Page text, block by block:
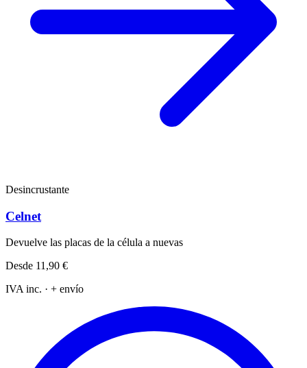
Desincrustante
Celnet
Devuelve las placas de la célula a nuevas
Desde 11,90 €
IVA inc. · + envío